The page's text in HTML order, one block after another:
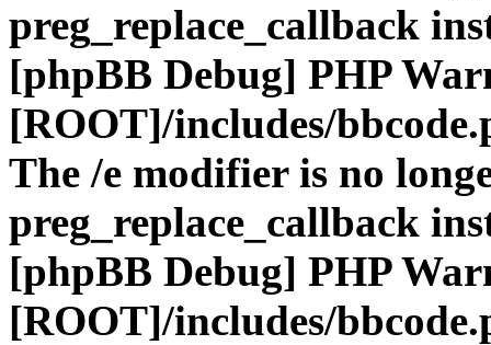
preg_replace_callback
[phpBB Debug] PHP
[ROOT]/includes/
The /e modifier is no
preg_replace_callback
[phpBB Debug] PHP
[ROOT]/includes/